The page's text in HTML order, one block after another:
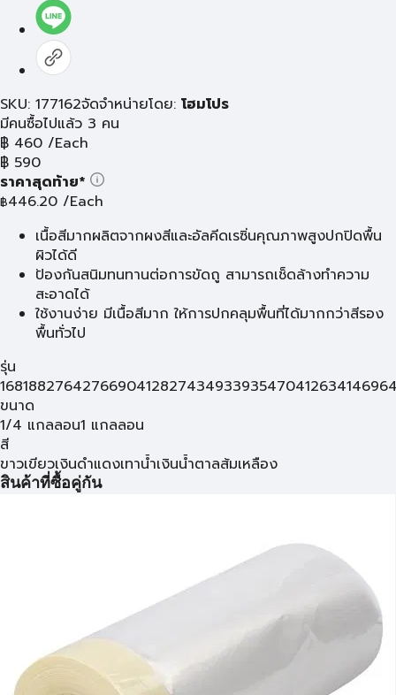
SKU: 177162จัดจำหน่ายโดย: โฮมโปร
มีคนซื้อไปแล้ว 3 คน
฿ 460 /Each
฿ 590
ราคาสุดท้าย*
฿446.20 /Each
เนื้อสีมากผลิตจากผงสีและอัลคีดเรซิ่นคุณภาพสูงปกปิดพื้น
ผิวได้ดี
ป้องกันสนิมทนทานต่อการขัดถู สามารถเช็ดล้างทำความ
สะอาดได้
ใช้งานง่าย มีเนื้อสีมาก ให้การปกคลุมพื้นที่ได้มากกว่าสีรอง
พื้นทั่วไป
รุ่น
1681882764276690412827434933935470412634146
ขนาด
1/4 แกลลอน1 แกลลอน
สี
ขาวเขียวเงินดำแดงเทาน้ำเงินน้ำตาลส้มเหลือง
สินค้าที่ซื้อคู่กัน